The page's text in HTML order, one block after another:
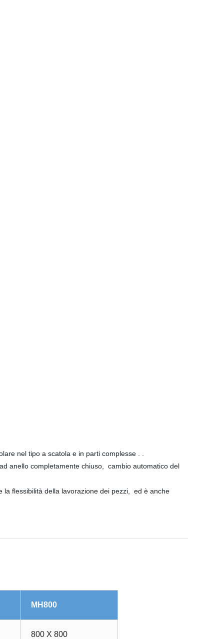
nel tipo a scatola e in parti complesse . .
anello completamente chiuso, cambio automatico del
la flessibilità della lavorazione dei pezzi, ed è anche
MH800
800 X 800